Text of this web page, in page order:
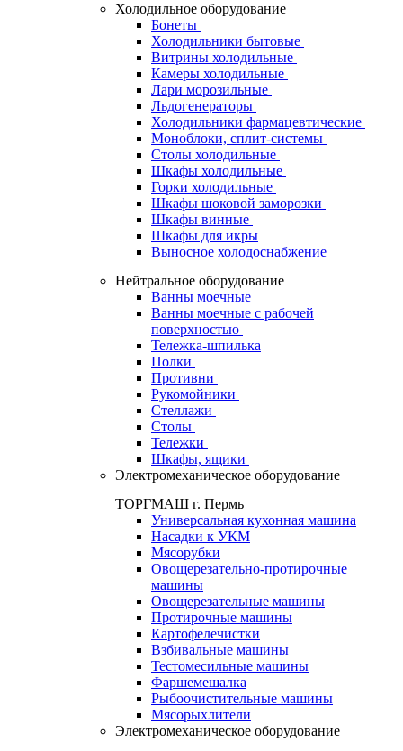
Холодильное оборудование
Бонеты
Холодильники бытовые
Витрины холодильные
Камеры холодильные
Лари морозильные
Льдогенераторы
Холодильники фармацевтические
Моноблоки, сплит-системы
Столы холодильные
Шкафы холодильные
Горки холодильные
Шкафы шоковой заморозки
Шкафы винные
Шкафы для икры
Выносное холодоснабжение
Нейтральное оборудование
Ванны моечные
Ванны моечные с рабочей
поверхностью
Тележка-шпилька
Полки
Противни
Рукомойники
Стеллажи
Столы
Тележки
Шкафы, ящики
Электромеханическое оборудование
ТОРГМАШ г. Пермь
Универсальная кухонная машина
Насадки к УКМ
Мясорубки
Овощерезательно-протирочные
машины
Овощерезательные машины
Протирочные машины
Картофелечистки
Взбивальные машины
Тестомесильные машины
Фаршемешалка
Рыбоочистительные машины
Мясорыхлители
Электромеханическое оборудование